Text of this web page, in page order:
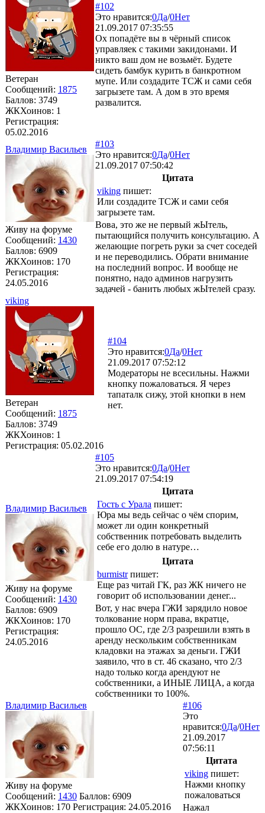
Ветеран
Сообщений: 1875
Баллов: 3749
ЖКХоинов: 1
Регистрация:
05.02.2016
#102
Это нравится:0Да/0Нет
21.09.2017 07:35:55
Ох попадёте вы в чёрный список
управляек с такими закидонами. И
никто ваш дом не возьмёт. Будете
сидеть бамбук курить в банкротном
мупе. Или создадите ТСЖ и сами себя
загрызете там. А дом в это время
развалится.
Владимир Васильев
Живу на форуме
Сообщений: 1430
Баллов: 6909
ЖКХоинов: 170
Регистрация:
24.05.2016
#103
Это нравится:0Да/0Нет
21.09.2017 07:50:42
Цитата
viking пишет:
Или создадите ТСЖ и сами себя
загрызете там.
Вова, это же не первый жЫтель,
пытающийся получить консультацию. А
желающие погреть руки за счет соседей
и не переводились. Обрати внимание
на последний вопрос. И вообще не
понятно, надо админов нагрузить
задачей - банить любых жЫтелей сразу.
viking
Ветеран
Сообщений: 1875
Баллов: 3749
ЖКХоинов: 1
Регистрация: 05.02.2016
#104
Это нравится:0Да/0Нет
21.09.2017 07:52:12
Модераторы не всесильны. Нажми
кнопку пожаловаться. Я через
тапаталк сижу, этой кнопки в нем
нет.
Владимир Васильев
Живу на форуме
Сообщений: 1430
Баллов: 6909
ЖКХоинов: 170
Регистрация:
24.05.2016
#105
Это нравится:0Да/0Нет
21.09.2017 07:54:19
Цитата
Гость с Урала пишет:
Юра мы ведь сейчас о чём спорим,
может ли один конкретный
собственник потребовать выделить
себе его долю в натуре…
Цитата
burmistrпишет:
Еще раз читай ГК, раз ЖК ничего не
говорит об использовании денег...
Вот, у нас вчера ГЖИ зарядило новое
толкование норм права, вкратце,
прошло ОС, где 2/3 разрешили взять в
аренду нескольким собственникам
кладовки на этажах за деньги. ГЖИ
заявило, что в ст. 46 сказано, что 2/3
надо только когда арендуют не
собственники, а ИНЫЕ ЛИЦА, а когда
собственники то 100%.
Владимир Васильев
Живу на форуме
Сообщений: 1430 Баллов: 6909
ЖКХоинов: 170 Регистрация: 24.05.2016
#106
Это
нравится:0Да/0Нет
21.09.2017
07:56:11
Цитата
viking пишет:
Нажми кнопку
пожаловаться
Нажал